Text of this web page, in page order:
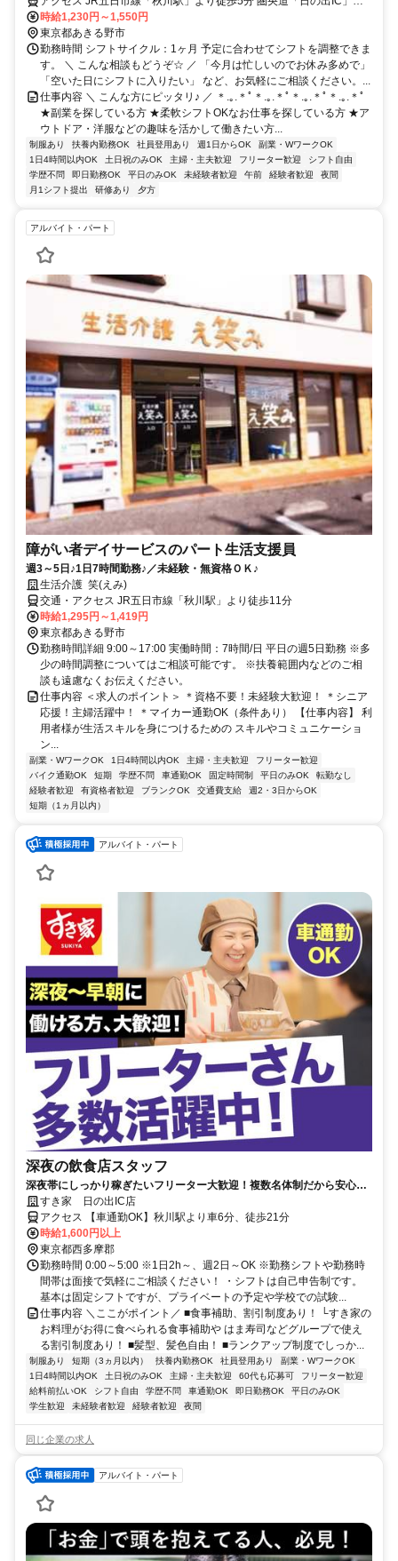
口より車で5分
時給1,230円～1,550円
東京都あきる野市
勤務時間 シフトサイクル：1ヶ月 予定に合わせてシフトを調整できま
す。 ＼ こんな相談もどうぞ☆ ／ 「今月は忙しいのでお休み多めで」
「空いた日にシフトに入りたい」 など、お気軽にご相談ください。...
仕事内容 ＼ こんな方にピッタリ♪ ／ ＊.｡.＊ﾟ＊.｡.＊ﾟ＊.｡.＊ﾟ＊.｡.＊ﾟ
★副業を探している方 ★柔軟シフトOKなお仕事を探している方 ★ア
ウトドア・洋服などの趣味を活かして働きたい方...
制服あり 扶養内勤務OK 社員登用あり 週1日からOK
副業・WワークOK
1日4時間以内OK
土日祝のみOK 主婦・主夫歓迎 フリーター歓迎
シフト自由
学歴不問
即日勤務OK 平日のみOK 未経験者歓迎 午前 経験者歓迎
夜間
月1シフト提出
研修あり 夕方
アルバイト・パート
障がい者デイサービスのパート生活支援員
週3～5日♪1日7時間勤務♪／未経験・無資格ＯＫ♪
生活介護 笑(えみ)
交通・アクセス JR五日市線「秋川駅」より徒歩11分
時給1,295円～1,419円
東京都あきる野市
勤務時間詳細 9:00～17:00 実働時間：7時間/日 平日の週5日勤務 ※多
少の時間調整についてはご相談可能です。 ※扶養範囲内などのご相
談も遠慮なくお伝えください。
仕事内容 ＜求人のポイント＞ ＊資格不要！未経験大歓迎！ ＊シニア
応援！主婦活躍中！ ＊マイカー通勤OK（条件あり） 【仕事内容】 利
用者様が生活スキルを身につけるための スキルやコミュニケーショ
ン...
副業・WワークOK 1日4時間以内OK 主婦・主夫歓迎
フリーター歓迎
バイク通勤OK
短期 学歴不問 車通勤OK 固定時間制 平日のみOK
転勤なし
経験者歓迎
有資格者歓迎 ブランクOK 交通費支給
週2・3日からOK
短期（1ヵ月以内）
アルバイト・パート
深夜の飲食店スタッフ
深夜帯にしっかり稼ぎたいフリーター大歓迎！複数名体制だから安心し
て働ける◎
すき家 日の出IC店
アクセス 【車通勤OK】秋川駅より車6分、徒歩21分
時給1,600円以上
東京都西多摩郡
勤務時間 0:00～5:00 ※1日2h～、週2日～OK ※勤務シフトや勤務時
間帯は面接で気軽にご相談ください！ ・シフトは自己申告制です。
基本は固定シフトですが、プライベートの予定や学校での試験...
仕事内容 ＼ここがポイント／ ■食事補助、割引制度あり！ └すき家の
お料理がお得に食べられる食事補助や はま寿司などグループで使え
る割引制度あり！ ■髪型、髪色自由！ ■ランクアップ制度でしっか...
制服あり 短期（3ヵ月以内） 扶養内勤務OK 社員登用あり
副業・WワークOK
1日4時間以内OK
土日祝のみOK 主婦・主夫歓迎 60代も応募可
フリーター歓迎
給料前払いOK
シフト自由 学歴不問 車通勤OK 即日勤務OK
平日のみOK
学生歓迎
未経験者歓迎 経験者歓迎 夜間
同じ企業の求人
アルバイト・パート